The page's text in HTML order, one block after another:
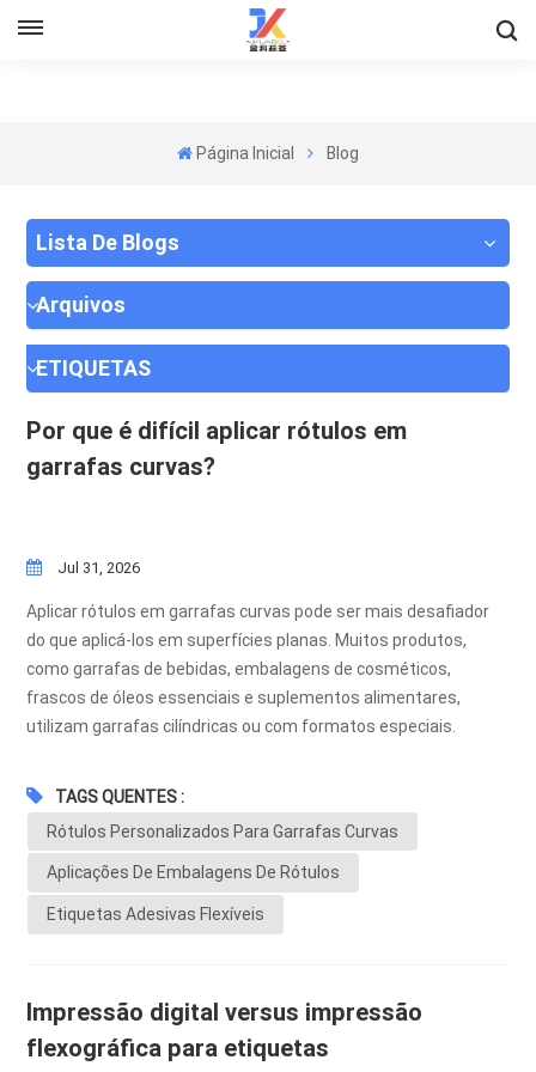
Página Inicial Blog
Lista De Blogs
Arquivos
ETIQUETAS
Por que é difícil aplicar rótulos em
garrafas curvas?
Jul 31, 2026
Aplicar rótulos em garrafas curvas pode ser mais desafiador
do que aplicá-los em superfícies planas. Muitos produtos,
como garrafas de bebidas, embalagens de cosméticos,
frascos de óleos essenciais e suplementos alimentares,
utilizam garrafas cilíndricas ou com formatos especiais.
aderência, adaptando-se ao formato da embalagem sem
descolar, enrugar ou formar bolhas de ar.Como fabricantes
profissionais de rótulos personalizados na China, entendemos
os desafios da rotulagem de garrafas curvas. Selecionar o
material, o adesivo e o processo de produção corretos é
essencial para garantir uma aplicação estável e uma aparência
flexíveis podem precisar de rótulos com maior elasticidade,
enquanto garrafas de vidro podem exigir adesivos com maior
TAGS QUENTES :
Rótulos Personalizados Para Garrafas Curvas
Aplicações De Embalagens De Rótulos
Etiquetas Adesivas Flexíveis
Impressão digital versus impressão
flexográfica para etiquetas